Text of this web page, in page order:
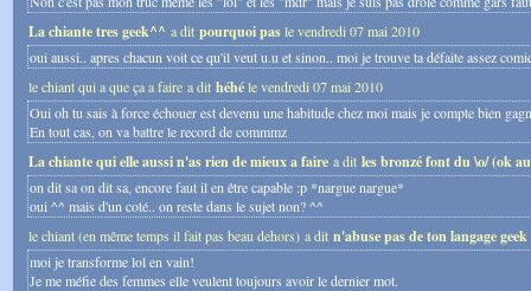
La chiante tres geek^^ a dit pourquoi pasle vendredi 07 mai 2010
oui aussi.. apres chacun voit ce qu'il veut u.u et sinon.. moi je trouve ta défaite assez
le chiant qui a que ça a faire a dit héhéle vendredi 07 mai 2010
Oui oh tu sais à force échouer est devenu une habitude chez moi mais je compte bien
En tout cas, on va battre le record de commmz
La chiante qui elle aussi n'as rien de mieux a faire a dit les bronzé font du \o/ (ok
on dit sa on dit sa, encore faut il en être capable :p *nargue nargue*
oui ^^ mais d'un coté.. on reste dans le sujet non? ^^
le chiant (en même temps il fait pas beau dehors) a dit n'abuse pas de ton langage
moi je transforme lol en vain!
Je me méfie des femmes elle veulent toujours avoir le dernier mot.